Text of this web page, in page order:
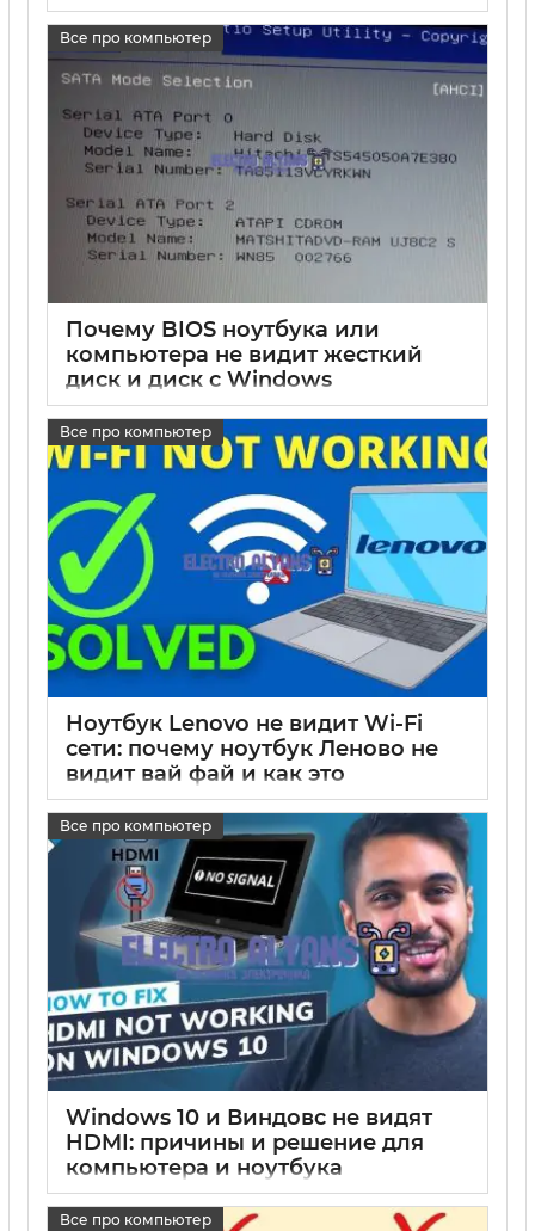
Все про компьютер
Почему BIOS ноутбука или
компьютера не видит жесткий
диск и диск с Windows
Все про компьютер
Ноутбук Lenovo не видит Wi-Fi
сети: почему ноутбук Леново не
видит вай фай и как это
исправить
17 05 2025 0
Все про компьютер
Windows 10 и Виндовс не видят
HDMI: причины и решение для
компьютера и ноутбука
Все про компьютер